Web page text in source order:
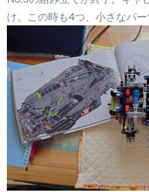
け。この時も4つ、小さなパー